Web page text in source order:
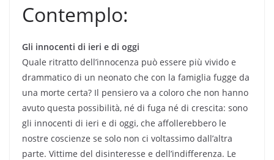
Contemplo:
Gli innocenti di ieri e di oggi
Quale ritratto dell’innocenza può essere più vivido e
drammatico di un neonato che con la famiglia fugge da
una morte certa? Il pensiero va a coloro che non hanno
avuto questa possibilità, né di fuga né di crescita: sono
gli innocenti di ieri e di oggi, che affollerebbero le
nostre coscienze se solo non ci voltassimo dall’altra
parte. Vittime del disinteresse e dell’indifferenza. Le